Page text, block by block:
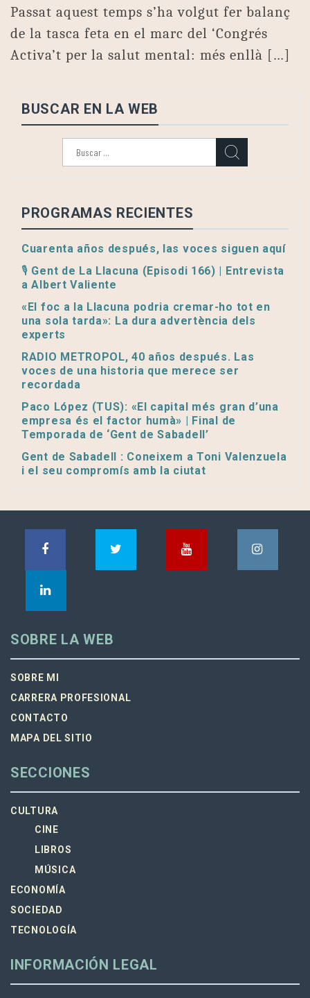
Passat aquest temps s’ha volgut fer balanç
de la tasca feta en el marc del ‘Congrés
Activa’t per la salut mental: més enllà […]
BUSCAR EN LA WEB
PROGRAMAS RECIENTES
Cuarenta años después, las voces siguen aquí
🎙️ Gent de La Llacuna (Episodi 166) | Entrevista
a Albert Valiente
«El foc a la Llacuna podria cremar-ho tot en
una sola tarda»: La dura advertència dels
experts
RADIO METROPOL, 40 años después. Las
voces de una historia que merece ser
recordada
Paco López (TUS): «El capital més gran d’una
empresa és el factor humà» | Final de
Temporada de ‘Gent de Sabadell’
Gent de Sabadell : Coneixem a Toni Valenzuela
i el seu compromís amb la ciutat
SOBRE LA WEB
SOBRE MI
CARRERA PROFESIONAL
CONTACTO
MAPA DEL SITIO
SECCIONES
CULTURA
CINE
LIBROS
MÚSICA
ECONOMÍA
SOCIEDAD
TECNOLOGÍA
INFORMACIÓN LEGAL